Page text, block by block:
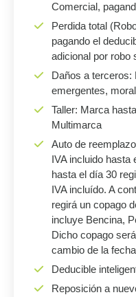
Comercial,
Perdida total
pagando el
adicional por robo
Daños a terceros:
emergentes,
Taller: Marca
Multimarca
Auto de
IVA incluido hasta
hasta el día 30
IVA incluído. A
regirá un copago
incluye Bencina,
Dicho copago
cambio de la
Deducible
Reposición a